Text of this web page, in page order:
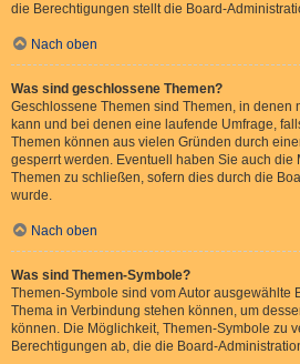
die Berechtigungen stellt die Board-
Nach oben
Was sind geschlossene Themen?
Geschlossene Themen sind Themen, in denen
kann und bei denen eine laufende Umfrage,
Themen können aus vielen Gründen durch
gesperrt werden. Eventuell haben Sie auch die
Themen zu schließen, sofern dies durch die
wurde.
Nach oben
Was sind Themen-Symbole?
Themen-Symbole sind vom Autor ausgewählte
Thema in Verbindung stehen können, um
können. Die Möglichkeit, Themen-Symbole zu
Berechtigungen ab, die die Board-